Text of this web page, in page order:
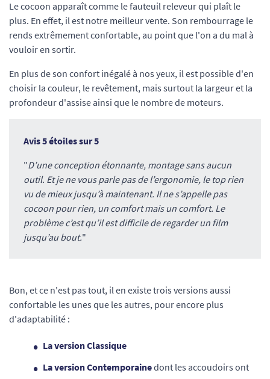
Le cocoon apparaît comme le fauteuil releveur qui plaît le
plus. En effet, il est notre meilleur vente. Son rembourrage le
rends extrêmement confortable, au point que l'on a du mal à
vouloir en sortir.
En plus de son confort inégalé à nos yeux, il est possible d'en
choisir la couleur, le revêtement, mais surtout la largeur et la
profondeur d'assise ainsi que le nombre de moteurs.
Avis 5 étoiles sur 5
"D’une conception étonnante, montage sans aucun
outil. Et je ne vous parle pas de l’ergonomie, le top rien
vu de mieux jusqu’à maintenant. Il ne s’appelle pas
cocoon pour rien, un comfort mais un comfort. Le
problème c’est qu’il est difficile de regarder un film
jusqu’au bout."
Bon, et ce n'est pas tout, il en existe trois versions aussi
confortable les unes que les autres, pour encore plus
d'adaptabilité :
La version Classique
La version Contemporainedont les accoudoirs ont